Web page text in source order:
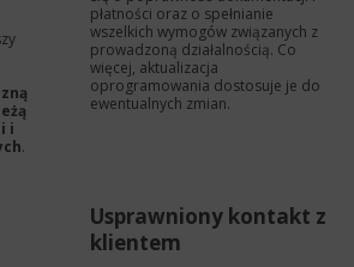
i
.
płatności oraz o spełnianie
wszelkich wymogów związanych z
prowadzoną działalnością. Co
więcej, aktualizacja
oprogramowania dostosuje je do
ewentualnych zmian.
Usprawniony kontakt z
klientem